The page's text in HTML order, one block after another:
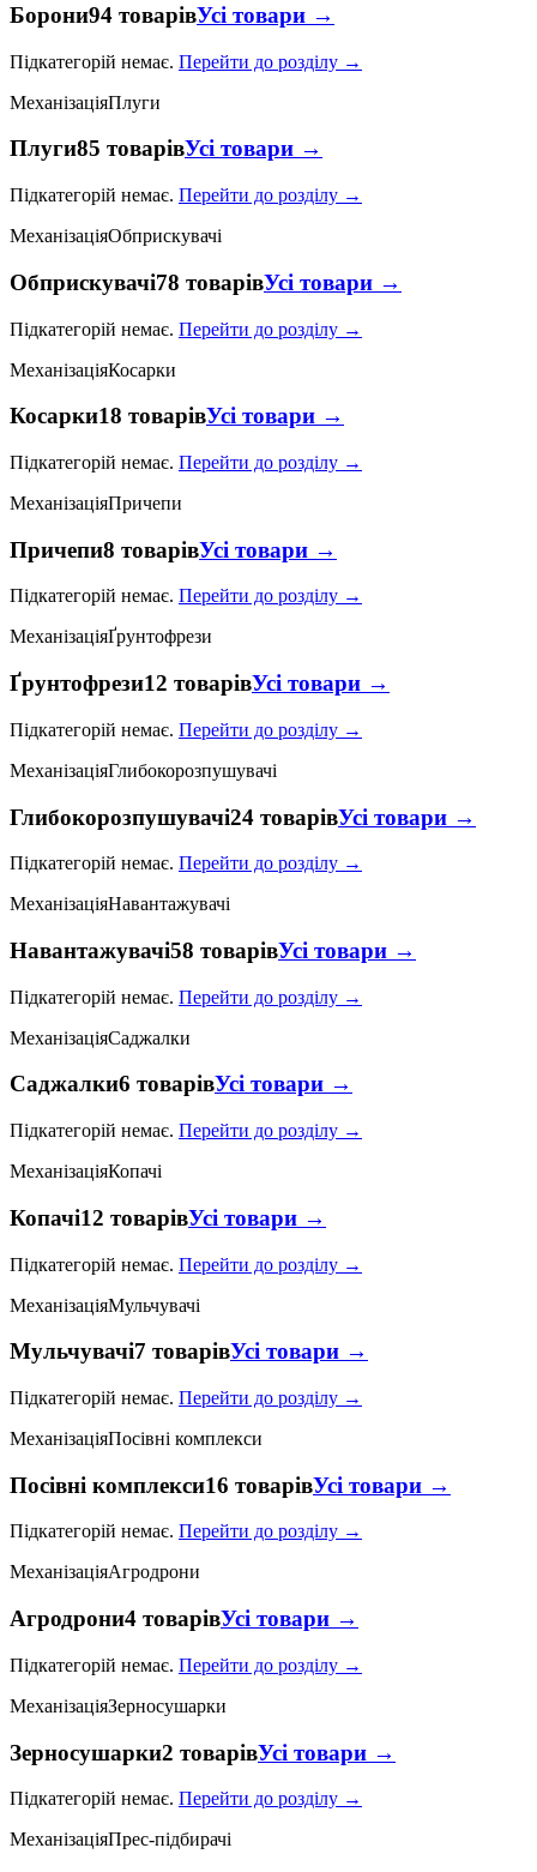
Борони94 товарівУсі товари →
Підкатегорій немає. Перейти до розділу →
МеханізаціяПлуги
Плуги85 товарівУсі товари →
Підкатегорій немає. Перейти до розділу →
МеханізаціяОбприскувачі
Обприскувачі78 товарівУсі товари →
Підкатегорій немає. Перейти до розділу →
МеханізаціяКосарки
Косарки18 товарівУсі товари →
Підкатегорій немає. Перейти до розділу →
МеханізаціяПричепи
Причепи8 товарівУсі товари →
Підкатегорій немає. Перейти до розділу →
МеханізаціяҐрунтофрези
Ґрунтофрези12 товарівУсі товари →
Підкатегорій немає. Перейти до розділу →
МеханізаціяГлибокорозпушувачі
Глибокорозпушувачі24 товарівУсі товари →
Підкатегорій немає. Перейти до розділу →
МеханізаціяНавантажувачі
Навантажувачі58 товарівУсі товари →
Підкатегорій немає. Перейти до розділу →
МеханізаціяСаджалки
Саджалки6 товарівУсі товари →
Підкатегорій немає. Перейти до розділу →
МеханізаціяКопачі
Копачі12 товарівУсі товари →
Підкатегорій немає. Перейти до розділу →
МеханізаціяМульчувачі
Мульчувачі7 товарівУсі товари →
Підкатегорій немає. Перейти до розділу →
МеханізаціяПосівні комплекси
Посівні комплекси16 товарівУсі товари →
Підкатегорій немає. Перейти до розділу →
МеханізаціяАгродрони
Агродрони4 товарівУсі товари →
Підкатегорій немає. Перейти до розділу →
МеханізаціяЗерносушарки
Зерносушарки2 товарівУсі товари →
Підкатегорій немає. Перейти до розділу →
МеханізаціяПрес-підбирачі